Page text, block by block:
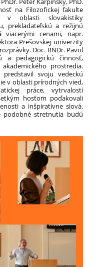
na Filozofickej fakulte
v oblasti slovakistiky
prekladateľskú a režijnú
viacerými cenami, napr.
Prešovskej univerzity
Doc. RNDr. Pavol
a pedagogickú činnosť,
prostredia.
predstavil svoju vedeckú
v oblasti prírodných vied,
práce, vytrvalosti
hosťom poďakovali
a inšpiratívne slová.
podobné stretnutia budú